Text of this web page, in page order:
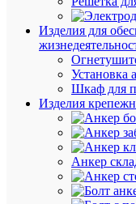
Изделия для
Установка
Шкаф для
Изделия
Анкер